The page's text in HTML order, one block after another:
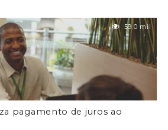
59.0 mil
pagamento de juros ao